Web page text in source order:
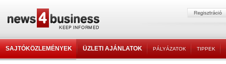
SAJTÓKÖZLEMÉNYEK ÜZLETI AJÁNLATOK PÁLYÁZATOK TIPPEK